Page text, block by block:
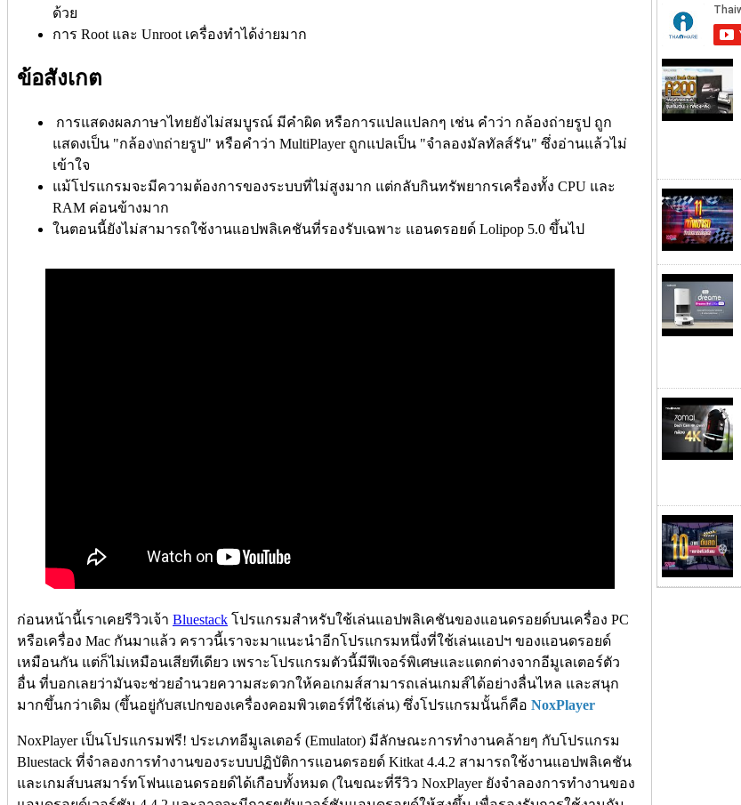
ด้วย
การ Root และ Unroot เครื่องทำได้ง่ายมาก
ข้อสังเกต
การแสดงผลภาษาไทยยังไม่สมบูรณ์ มีคำผิด หรือการแปลแปลกๆ เช่น คำว่า กล้องถ่ายรูป ถูก
แสดงเป็น "กล้อง\nถ่ายรูป" หรือคำว่า MultiPlayer ถูกแปลเป็น "จำลองมัลทัลส์รัน" ซึ่งอ่านแล้วไม่
เข้าใจ
แม้โปรแกรมจะมีความต้องการของระบบที่ไม่สูงมาก แต่กลับกินทรัพยากรเครื่องทั้ง CPU และ
RAM ค่อนข้างมาก
ในตอนนี้ยังไม่สามารถใช้งานแอปพลิเคชันที่รองรับเฉพาะ แอนดรอยด์ Lolipop 5.0 ขึ้นไป
ก่อนหน้านี้เราเคยรีวิวเจ้า Bluestack โปรแกรมสำหรับใช้เล่นแอปพลิเคชันของแอนดรอยด์บนเครื่อง PC
หรือเครื่อง Mac กันมาแล้ว คราวนี้เราจะมาแนะนำอีกโปรแกรมหนึ่งที่ใช้เล่นแอปฯ ของแอนดรอยด์
เหมือนกัน แต่ก็ไม่เหมือนเสียทีเดียว เพราะโปรแกรมตัวนี้มีฟีเจอร์พิเศษและแตกต่างจากอีมูเลเตอร์ตัว
อื่น ที่บอกเลยว่ามันจะช่วยอำนวยความสะดวกให้คอเกมส์สามารถเล่นเกมส์ได้อย่างลื่นไหล และสนุก
มากขึ้นกว่าเดิม (ขึ้นอยู่กับสเปกของเครื่องคอมพิวเตอร์ที่ใช้เล่น) ซึ่งโปรแกรมนั้นก็คือ NoxPlayer
NoxPlayer เป็นโปรแกรมฟรี! ประเภทอีมูเลเตอร์ (Emulator) มีลักษณะการทำงานคล้ายๆ กับโปรแกรม
Bluestack ที่จำลองการทำงานของระบบปฏิบัติการแอนดรอยด์ Kitkat 4.4.2 สามารถใช้งานแอปพลิเคชัน
และเกมส์บนสมาร์ทโฟนแอนดรอยด์ได้เกือบทั้งหมด (ในขณะที่รีวิว NoxPlayer ยังจำลองการทำงานของ